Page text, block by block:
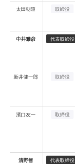
太田朝道 取締役
中井雅彦 代表取締役
新井健一郎 取締役
濱口友一 取締役
清野智 代表取締役